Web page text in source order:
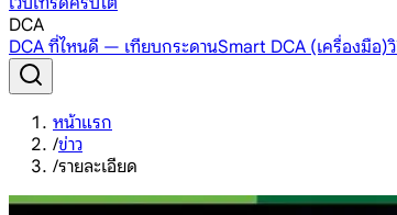
DCA
DCA ที่ไหนดี — เทียบกระดานSmart DCA (เครื่องมือ)
หน้าแรก
/ข่าว
/รายละเอียด